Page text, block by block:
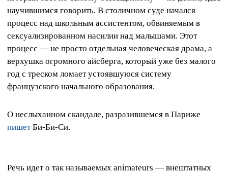
научившимся говорить. В столичном суде начался
процесс над школьным ассистентом, обвиняемым в
сексуализированном насилии над малышами. Этот
процесс — не просто отдельная человеческая драма, а
верхушка огромного айсберга, который уже без малого
год с треском ломает устоявшуюся систему
французского начального образования.
О неслыханном скандале, разразившемся в Париже
пишетБи-Би-Си.
Речь идет о так называемых animateurs — внештатных